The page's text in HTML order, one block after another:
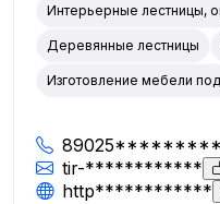
Интерьерные лестницы,
Деревянные лестницы
Изготовление мебели под
tir-************
http************